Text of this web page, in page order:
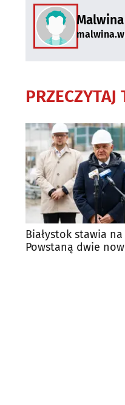
PRZECZYTAJ
Białystok stawia
Powstaną dwie